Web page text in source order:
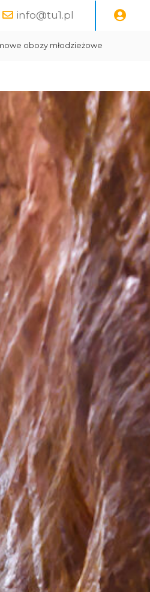
info@tu1.pl
obozy młodzieżowe